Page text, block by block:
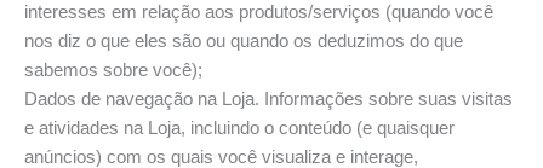
interesses em relação aos produtos/serviços (quando você
nos diz o que eles são ou quando os deduzimos do que
sabemos sobre você);
Dados de navegação na Loja. Informações sobre suas visitas
e atividades na Loja, incluindo o conteúdo (e quaisquer
anúncios) com os quais você visualiza e interage,